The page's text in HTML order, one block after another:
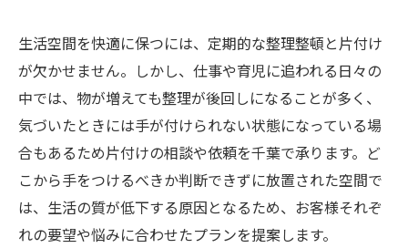
生活空間を快適に保つには、定期的な整理整頓と片付け
が欠かせません。しかし、仕事や育児に追われる日々の
中では、物が増えても整理が後回しになることが多く、
気づいたときには手が付けられない状態になっている場
合もあるため片付けの相談や依頼を千葉で承ります。ど
こから手をつけるべきか判断できずに放置された空間で
は、生活の質が低下する原因となるため、お客様それぞ
れの要望や悩みに合わせたプランを提案します。